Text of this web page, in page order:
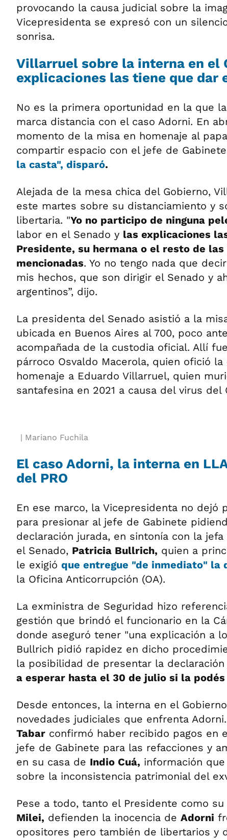
provocando la causa judicial sobre la
Vicepresidenta se expresó con un
sonrisa.
Villarruel sobre la interna en el
explicaciones las tiene que dar
No es la primera oportunidad en la que
marca distancia con el caso Adorni. En
momento de la misa en homenaje al
compartir espacio con el jefe de
la casta", disparó.
Alejada de la mesa chica del Gobierno,
este martes sobre su distanciamiento y
libertaria. "Yo no participo de ninguna
labor en el Senado y las explicaciones
Presidente, su hermana o el resto de las
mencionadas. Yo no tengo nada que
mis hechos, que son dirigir el Senado y
argentinos”, dijo.
La presidenta del Senado asistió a la
ubicada en Buenos Aires al 700, poco
acompañada de la custodia oficial. Allí
párroco Osvaldo Macerola, quien ofició la
homenaje a Eduardo Villarruel, quien
santafesina en 2021 a causa del virus del
Mariano Fuchila
El caso Adorni, la interna en
del PRO
En ese marco, la Vicepresidenta no dejó
para presionar al jefe de Gabinete
declaración jurada, en sintonía con la
el Senado, Patricia Bullrich, quien a
le exigió que entregue "de inmediato" la
la Oficina Anticorrupción (OA).
La exministra de Seguridad hizo
gestión que brindó el funcionario en la
donde aseguró tener "una explicación a
Bullrich pidió rapidez en dicho
la posibilidad de presentar la declaración
a esperar hasta el 30 de julio si la
Desde entonces, la interna en el
novedades judiciales que enfrenta
Tabar confirmó haber recibido pagos en
jefe de Gabinete para las refacciones y
en su casa de Indio Cuá, información
sobre la inconsistencia patrimonial del
Pese a todo, tanto el Presidente como su
Milei, defienden la inocencia de Adorni
opositores pero también de libertarios y